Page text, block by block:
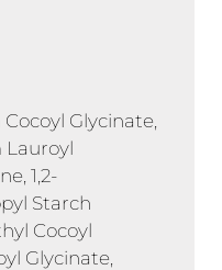
Glycinate,
Lauroyl
1,2-
Starch
Cocoyl
Glycinate,